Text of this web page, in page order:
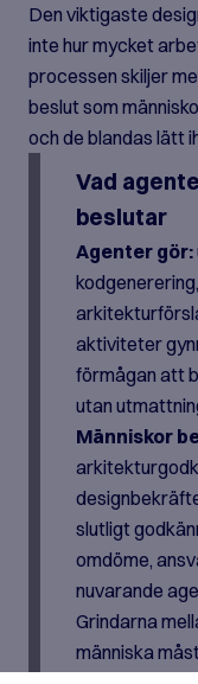
Den viktigaste
inte hur mycket
processen skiljer
beslut som
och de blandas lätt
Vad
beslutar
Agenter gör:
aktiviteter
förmågan att
utan
Människor
slutligt
omdöme,
nuvarande
Grindarna
människa